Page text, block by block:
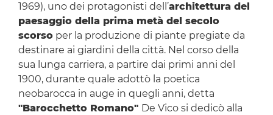
1969), uno dei protagonisti dell’architettura del
paesaggio della prima metà del secolo
scorsoper la produzione di piante pregiate da
destinare ai giardini della città. Nel corso della
sua lunga carriera, a partire dai primi anni del
1900, durante quale adottò la poetica
neobarocca in auge in quegli anni, detta
"Barocchetto Romano" De Vico si dedicò alla